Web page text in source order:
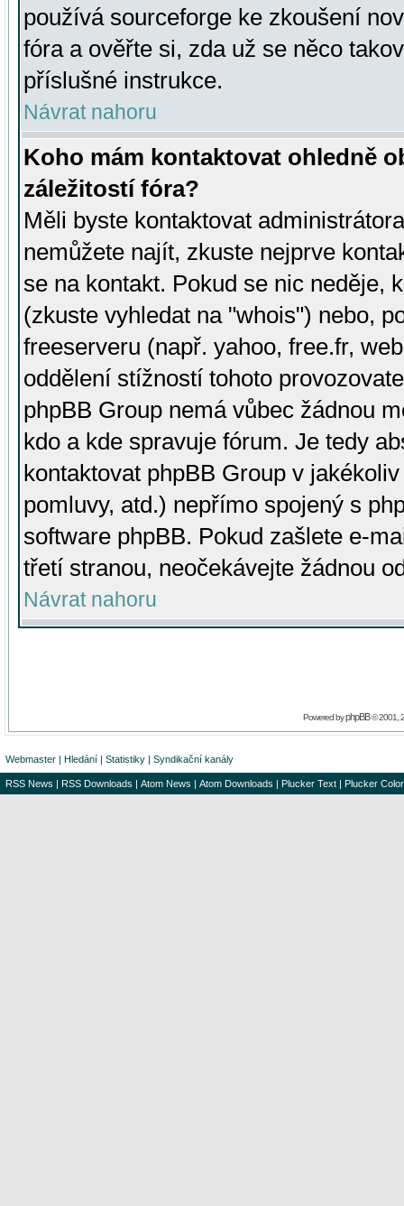
používá sourceforge ke zkoušení
fóra a ověřte si, zda už se něco
příslušné instrukce.
Návrat nahoru
Koho mám kontaktovat ohledně
záležitostí fóra?
Měli byste kontaktovat
nemůžete najít, zkuste nejprve
se na kontakt. Pokud se nic neděje,
(zkuste vyhledat na "whois") nebo,
freeserveru (např. yahoo, free.fr,
oddělení stížností tohoto
phpBB Group nemá vůbec žádnou
kdo a kde spravuje fórum. Je tedy
kontaktovat phpBB Group v
pomluvy, atd.) nepřímo spojený s
software phpBB. Pokud zašlete e-
třetí stranou, neočekávejte žádnou
Návrat nahoru
Powered byphpBB© 2001,
Webmaster | Hledání | Statistiky | Syndikační kanály
RSS News | RSS Downloads | Atom News | Atom Downloads | Plucker Text | Plucker Color